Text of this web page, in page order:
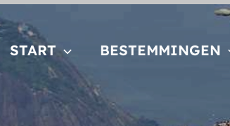
START BESTEMMINGEN